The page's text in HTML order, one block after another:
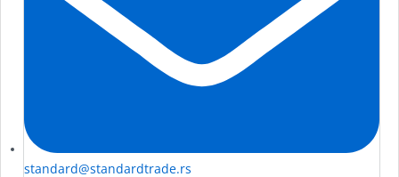
standard@standardtrade.rs